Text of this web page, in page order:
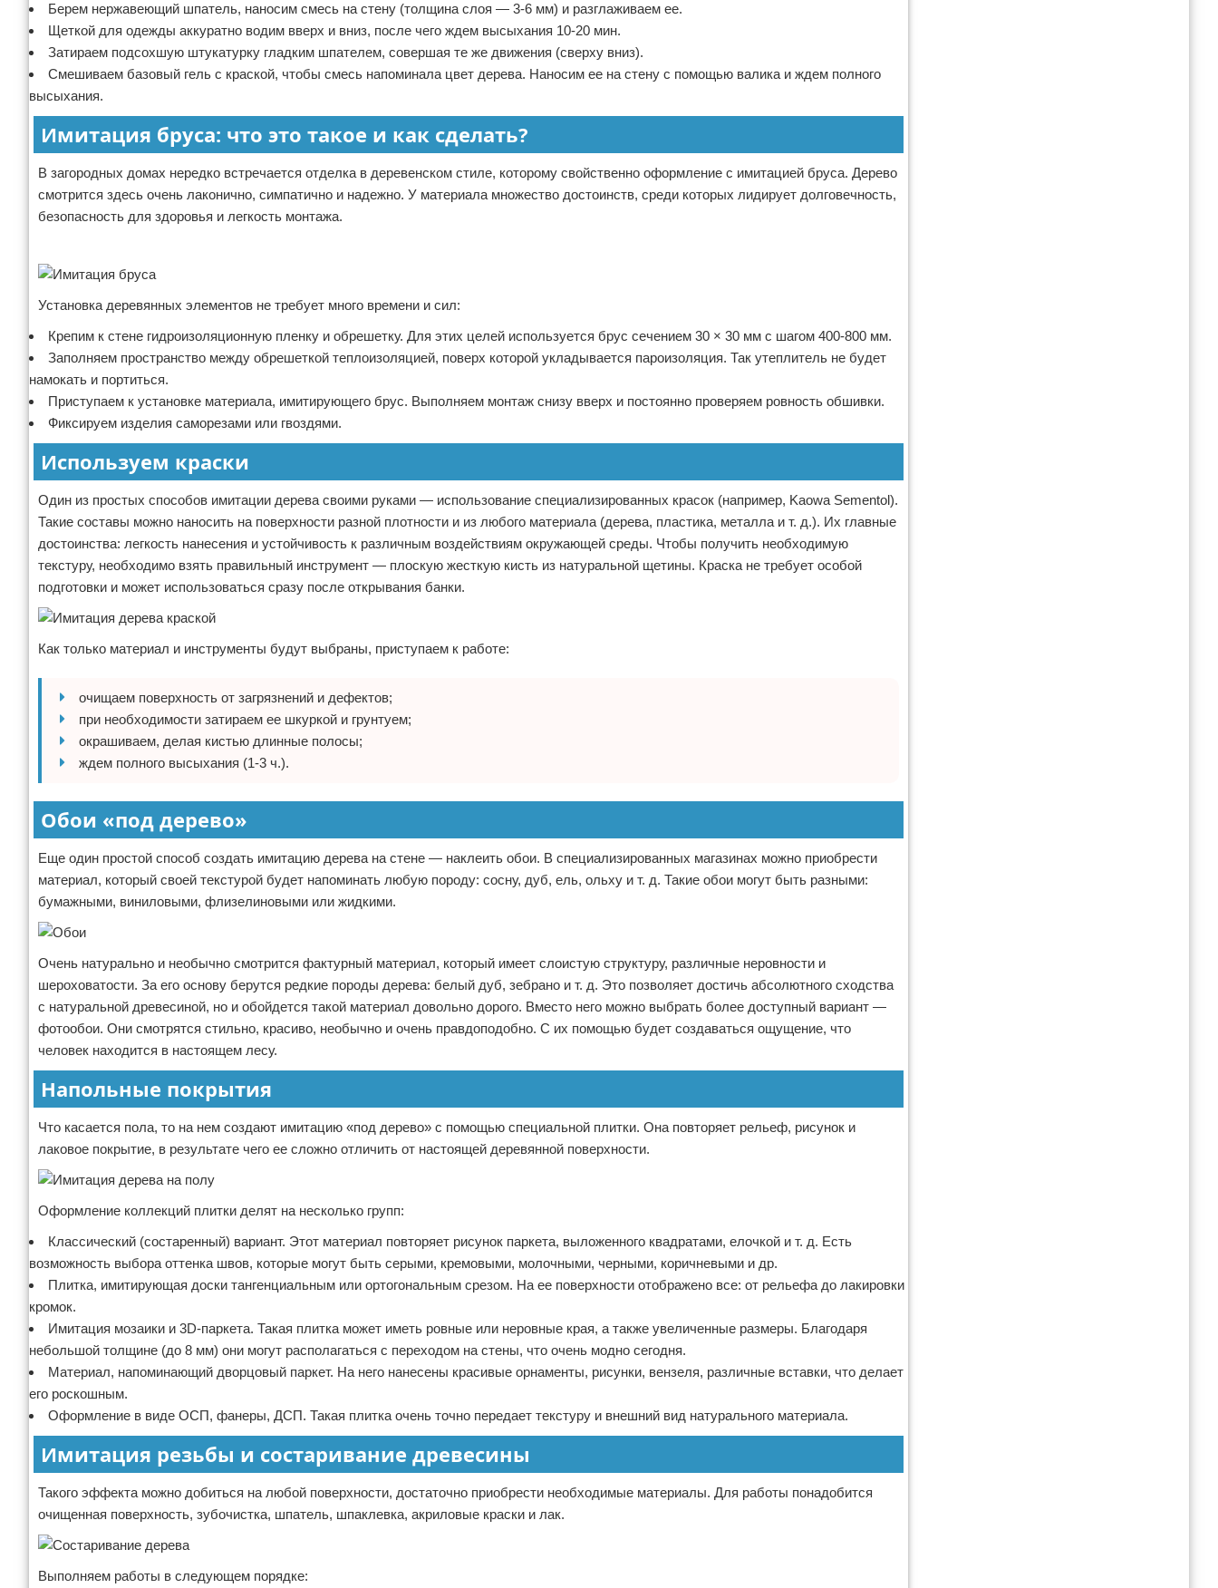
Берем нержавеющий шпатель, наносим смесь на стену (толщина слоя — 3-6 мм) и разглаживаем ее.
Щеткой для одежды аккуратно водим вверх и вниз, после чего ждем высыхания 10-20 мин.
Затираем подсохшую штукатурку гладким шпателем, совершая те же движения (сверху вниз).
Смешиваем базовый гель с краской, чтобы смесь напоминала цвет дерева. Наносим ее на стену с помощью валика и ждем полного
высыхания.
Имитация бруса: что это такое и как сделать?
В загородных домах нередко встречается отделка в деревенском стиле, которому свойственно оформление с имитацией бруса. Дерево
смотрится здесь очень лаконично, симпатично и надежно. У материала множество достоинств, среди которых лидирует долговечность,
безопасность для здоровья и легкость монтажа.
Установка деревянных элементов не требует много времени и сил:
Крепим к стене гидроизоляционную пленку и обрешетку. Для этих целей используется брус сечением 30 × 30 мм с шагом 400-800 мм.
Заполняем пространство между обрешеткой теплоизоляцией, поверх которой укладывается пароизоляция. Так утеплитель не будет
намокать и портиться.
Приступаем к установке материала, имитирующего брус. Выполняем монтаж снизу вверх и постоянно проверяем ровность обшивки.
Фиксируем изделия саморезами или гвоздями.
Используем краски
Один из простых способов имитации дерева своими руками — использование специализированных красок (например, Kaowa Sementol).
Такие составы можно наносить на поверхности разной плотности и из любого материала (дерева, пластика, металла и т. д.). Их главные
достоинства: легкость нанесения и устойчивость к различным воздействиям окружающей среды. Чтобы получить необходимую
текстуру, необходимо взять правильный инструмент — плоскую жесткую кисть из натуральной щетины. Краска не требует особой
подготовки и может использоваться сразу после открывания банки.
Как только материал и инструменты будут выбраны, приступаем к работе:
очищаем поверхность от загрязнений и дефектов;
при необходимости затираем ее шкуркой и грунтуем;
окрашиваем, делая кистью длинные полосы;
ждем полного высыхания (1-3 ч.).
Обои «под дерево»
Еще один простой способ создать имитацию дерева на стене — наклеить обои. В специализированных магазинах можно приобрести
материал, который своей текстурой будет напоминать любую породу: сосну, дуб, ель, ольху и т. д. Такие обои могут быть разными:
бумажными, виниловыми, флизелиновыми или жидкими.
Очень натурально и необычно смотрится фактурный материал, который имеет слоистую структуру, различные неровности и
шероховатости. За его основу берутся редкие породы дерева: белый дуб, зебрано и т. д. Это позволяет достичь абсолютного сходства
с натуральной древесиной, но и обойдется такой материал довольно дорого. Вместо него можно выбрать более доступный вариант —
фотообои. Они смотрятся стильно, красиво, необычно и очень правдоподобно. С их помощью будет создаваться ощущение, что
человек находится в настоящем лесу.
Напольные покрытия
Что касается пола, то на нем создают имитацию «под дерево» с помощью специальной плитки. Она повторяет рельеф, рисунок и
лаковое покрытие, в результате чего ее сложно отличить от настоящей деревянной поверхности.
Оформление коллекций плитки делят на несколько групп:
Классический (состаренный) вариант. Этот материал повторяет рисунок паркета, выложенного квадратами, елочкой и т. д. Есть
возможность выбора оттенка швов, которые могут быть серыми, кремовыми, молочными, черными, коричневыми и др.
Плитка, имитирующая доски тангенциальным или ортогональным срезом. На ее поверхности отображено все: от рельефа до лакировки
кромок.
Имитация мозаики и 3D-паркета. Такая плитка может иметь ровные или неровные края, а также увеличенные размеры. Благодаря
небольшой толщине (до 8 мм) они могут располагаться с переходом на стены, что очень модно сегодня.
Материал, напоминающий дворцовый паркет. На него нанесены красивые орнаменты, рисунки, вензеля, различные вставки, что делает
его роскошным.
Оформление в виде ОСП, фанеры, ДСП. Такая плитка очень точно передает текстуру и внешний вид натурального материала.
Имитация резьбы и состаривание древесины
Такого эффекта можно добиться на любой поверхности, достаточно приобрести необходимые материалы. Для работы понадобится
очищенная поверхность, зубочистка, шпатель, шпаклевка, акриловые краски и лак.
Выполняем работы в следующем порядке: